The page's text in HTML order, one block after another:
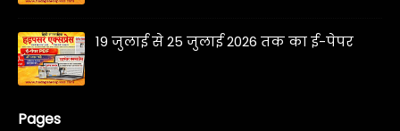
19 जुलाई से 25 जुलाई 2026 तक का ई-पेपर
Pages